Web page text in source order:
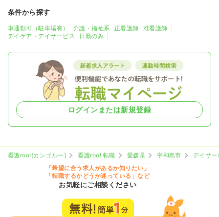
条件から探す
車通勤可（駐車場有） 介護・福祉系 正看護師
准看護師
デイケア・デイサービス
日勤のみ
ログインまたは新規登録
看護roo![カンゴルー] 看護roo! 転職 愛媛県 宇和島市
デイサ
「希望に合う求人があるか知りたい」
「転職するかどうか迷っている」など
お気軽にご相談ください